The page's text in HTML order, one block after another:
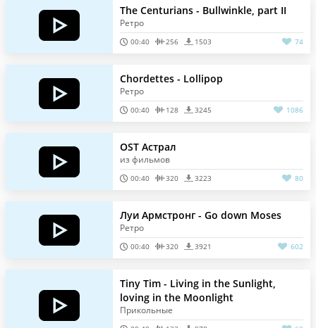
The Centurians - Bullwinkle, part II
Ретро
00:40 256 1503 74
Chordettes - Lollipop
Ретро
00:40 128 3245 1086
OST Астрал
из фильмов
00:40 320 3223 80
Луи Армстронг - Go down Moses
Ретро
00:40 320 3921 602
Tiny Tim - Living in the Sunlight,
loving in the Moonlight
Прикольные